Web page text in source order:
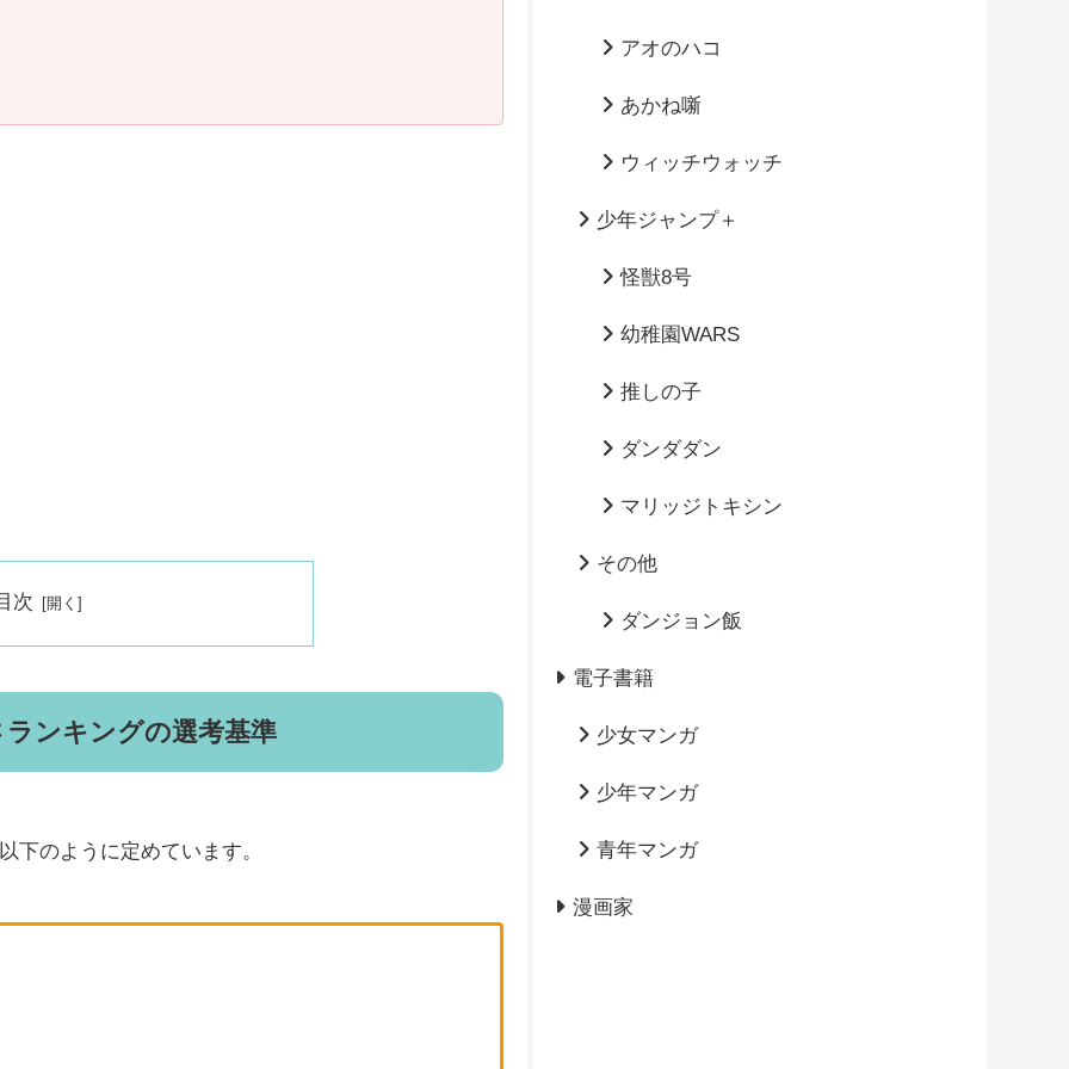
次
ンキングの選考基準
下のように定めています。
アオのハコ
あかね噺
ウィッチウォッチ
少年ジャンプ＋
怪獣8号
幼稚園WARS
推しの子
ダンダダン
マリッジトキシン
その他
ダンジョン飯
電子書籍
少女マンガ
少年マンガ
青年マンガ
漫画家